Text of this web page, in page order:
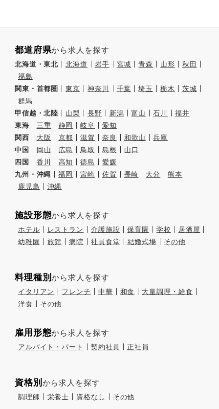
都道府県から求人を探す
北海道・東北 北海道 岩手 宮城 青森 山形
秋田
福島
関東・首都圏
東京 神奈川 千葉 埼玉 栃木
茨城
群馬
甲信越・北陸
山梨 長野 新潟 富山 石川
福井
東海
三重 静岡 岐阜
愛知
関西
大阪 京都 滋賀 奈良 和歌山
兵庫
中国
岡山 広島 鳥取 島根
山口
四国
香川 高知 徳島
愛媛
九州・沖縄
福岡 宮崎 佐賀 長崎 大分
熊本
鹿児島
沖縄
施設形態から求人を探す
ホテル レストラン 介護施設 保育園 学校
居酒屋
幼稚園
旅館 病院 社員食堂 結婚式場 その他
料理種別から求人を探す
イタリアン フレンチ 中華 和食
大量調理・給食
洋食
その他
雇用形態から求人を探す
アルバイト・パート 契約社員 正社員
資格別 から求人を探す
調理師 栄養士 資格なし その他